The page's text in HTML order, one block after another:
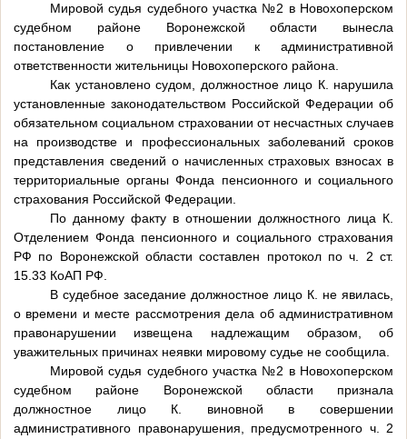
Мировой судья судебного участка №2 в Новохоперском
судебном районе Воронежской области вынесла
постановление о привлечении к административной
ответственности жительницы Новохоперского района.
Как установлено судом, должностное лицо К. нарушила
установленные законодательством Российской Федерации об
обязательном социальном страховании от несчастных случаев
на производстве и профессиональных заболеваний сроков
представления сведений о начисленных страховых взносах в
территориальные органы Фонда пенсионного и социального
страхования Российской Федерации.
По данному факту в отношении должностного лица К.
Отделением Фонда пенсионного и социального страхования
РФ по Воронежской области составлен протокол по ч. 2 ст.
15.33 КоАП РФ.
В судебное заседание должностное лицо К. не явилась,
о времени и месте рассмотрения дела об административном
правонарушении извещена надлежащим образом, об
уважительных причинах неявки мировому судье не сообщила.
Мировой судья судебного участка №2 в Новохоперском
судебном районе Воронежской области признала
должностное лицо К. виновной в совершении
административного правонарушения, предусмотренного ч. 2